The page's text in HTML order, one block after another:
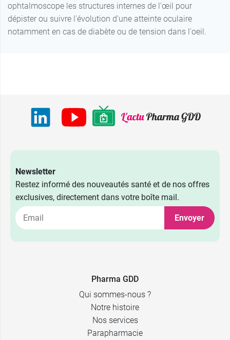
ophtalmoscope les structures internes de l'œil pour
dépister ou suivre l'évolution d'une atteinte oculaire
notamment en cas de diabète ou de tension dans l'oeil.
Newsletter
Restez informé des nouveautés santé et de nos offres
exclusives, directement dans votre boîte mail.
Envoyer
Pharma GDD
Qui sommes-nous ?
Notre histoire
Nos services
Parapharmacie